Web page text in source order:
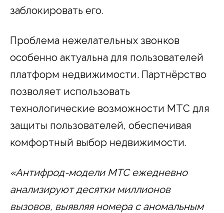
заблокировать его.
Проблема нежелательных звонков
особенно актуальна для пользователей
платформ недвижимости. Партнёрство
позволяет использовать
технологические возможности МТС для
защиты пользователей, обеспечивая
комфортный выбор недвижимости.
«Антифрод-модели МТС ежедневно
анализируют десятки миллионов
вызовов, выявляя номера с аномальным